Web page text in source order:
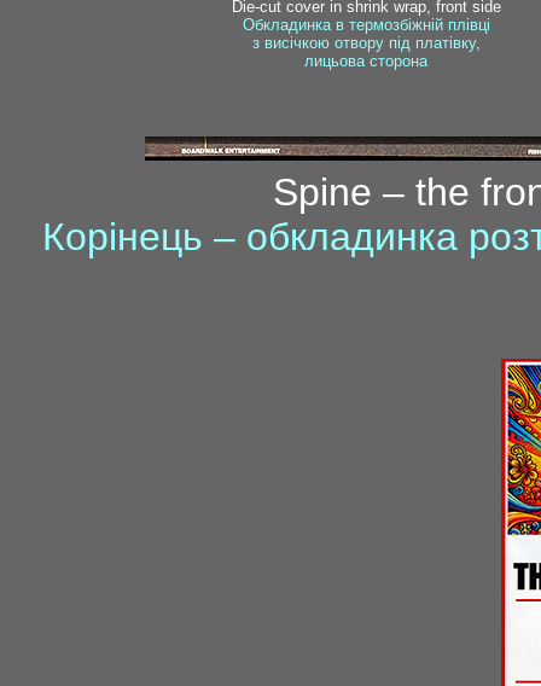
Die-cut cover in shrink wrap, front side
Обкладинка в термозбіжній плівці
з висічкою отвору під платівку,
лицьова сторона
Spine – the
Корінець – обкладинка